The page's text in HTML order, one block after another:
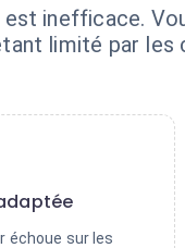
inefficace.
limité par les
échoue sur les